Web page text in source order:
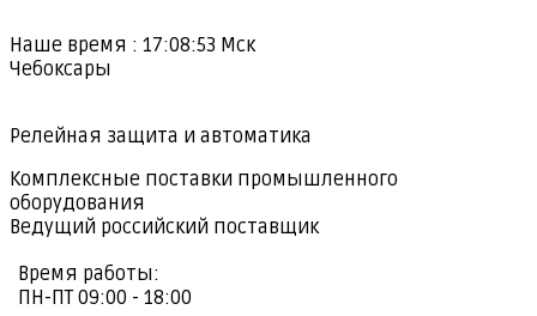
Наше время : 17:08:54 Мск
Чебоксары
Релейная защита и автоматика
Комплексные поставки промышленного
оборудования
Ведущий российский поставщик
Время работы:
ПН-ПТ 09:00 - 18:00